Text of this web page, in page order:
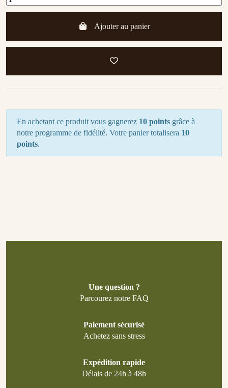
Ajouter au panier
En achetant ce produit vous gagnerez 10 points grâce à
notre programme de fidélité. Votre panier totalisera 10
points.
Une question ?
Parcourez notre FAQ
Paiement sécurisé
Achetez sans stress
Expédition rapide
Délais de 24h à 48h